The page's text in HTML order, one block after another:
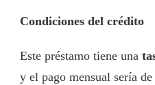
Condiciones del crédito
Este préstamo tiene una
y el pago mensual sería de